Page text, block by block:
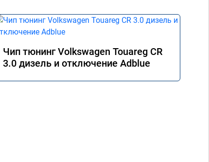
Чип тюнинг Volkswagen Touareg CR
3.0 дизель и отключение Adblue